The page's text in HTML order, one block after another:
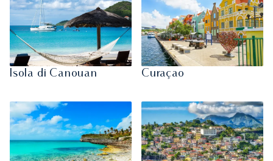
Isola di Canouan Curaçao